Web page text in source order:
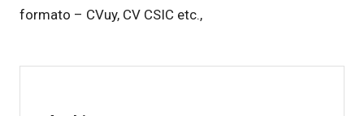
formato – CVuy, CV CSIC etc.,